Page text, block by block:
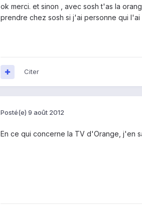
ok merci. et sinon , avec sosh t'as la
prendre chez sosh si j'ai personne qui
Citer
Posté(e) 9 août 2012
En ce qui concerne la TV d'Orange, j'en